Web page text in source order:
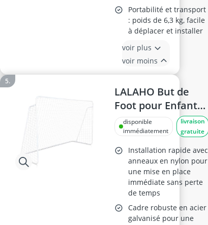
Portabilité et transport
: poids de 6,3 kg, facile
à déplacer et installer
voir plus
voir moins
LALAHO But de
Foot pour Enfants
en Acier Galvanisé
disponible
immédiatement
livraison
gratuite
Installation rapide avec
anneaux en nylon pour
une mise en place
immédiate sans perte
de temps
Cadre robuste en acier
galvanisé pour une